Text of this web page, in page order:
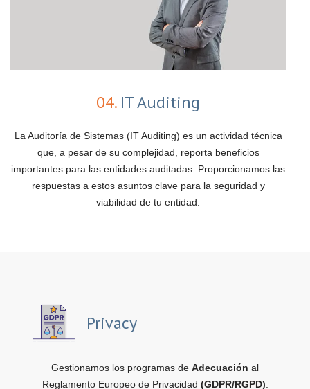
04.IT Auditing
La Auditoría de Sistemas (IT Auditing) es un actividad técnica
que, a pesar de su complejidad, reporta beneficios
importantes para las entidades auditadas. Proporcionamos las
respuestas a estos asuntos clave para la seguridad y
viabilidad de tu entidad.
Privacy
Gestionamos los programas de Adecuación al
Reglamento Europeo de Privacidad (GDPR/RGPD)